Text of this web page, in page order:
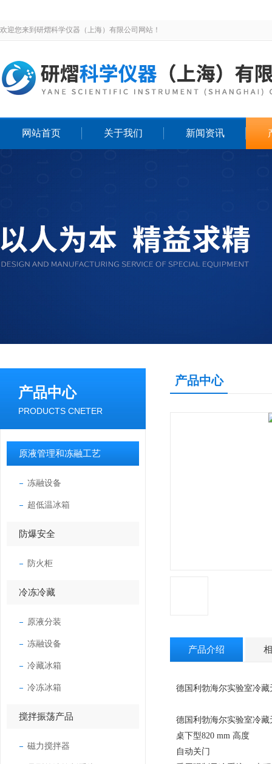
欢迎您来到研熠科学仪器（上海）有限公司网站！
网站首页 关于我们 新闻资讯
产品中心
PRODUCTS CNETER
原液管理和冻融工艺
冻融设备
超低温冰箱
防爆安全
防火柜
冷冻冷藏
原液分装
冻融设备
冷藏冰箱
冷冻冰箱
搅拌振荡产品
磁力搅拌器
产品中心
产品介绍
德国利勃海尔实验室冷
德国利勃海尔实验室冷
桌下型820 mm 高度
自动关门